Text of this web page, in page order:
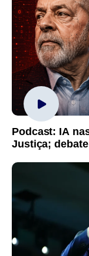
Podcast: IA
Justiça;